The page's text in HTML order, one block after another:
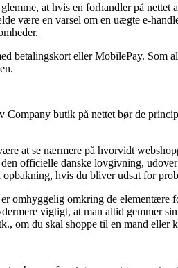
at hvis en forhandler på
være en varsel om en uægte e-
betalingskort eller MobilePay. Som
butik på nettet bør de
at se nærmere på hvorvidt
officielle danske lovgivning,
hvis du bliver udsat for
omhyggelig omkring de elementære
vigtigt, at man altid gemmer
om du skal shoppe til en mand eller